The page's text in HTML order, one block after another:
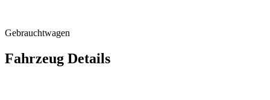
Gebrauchtwagen
Fahrzeug Details